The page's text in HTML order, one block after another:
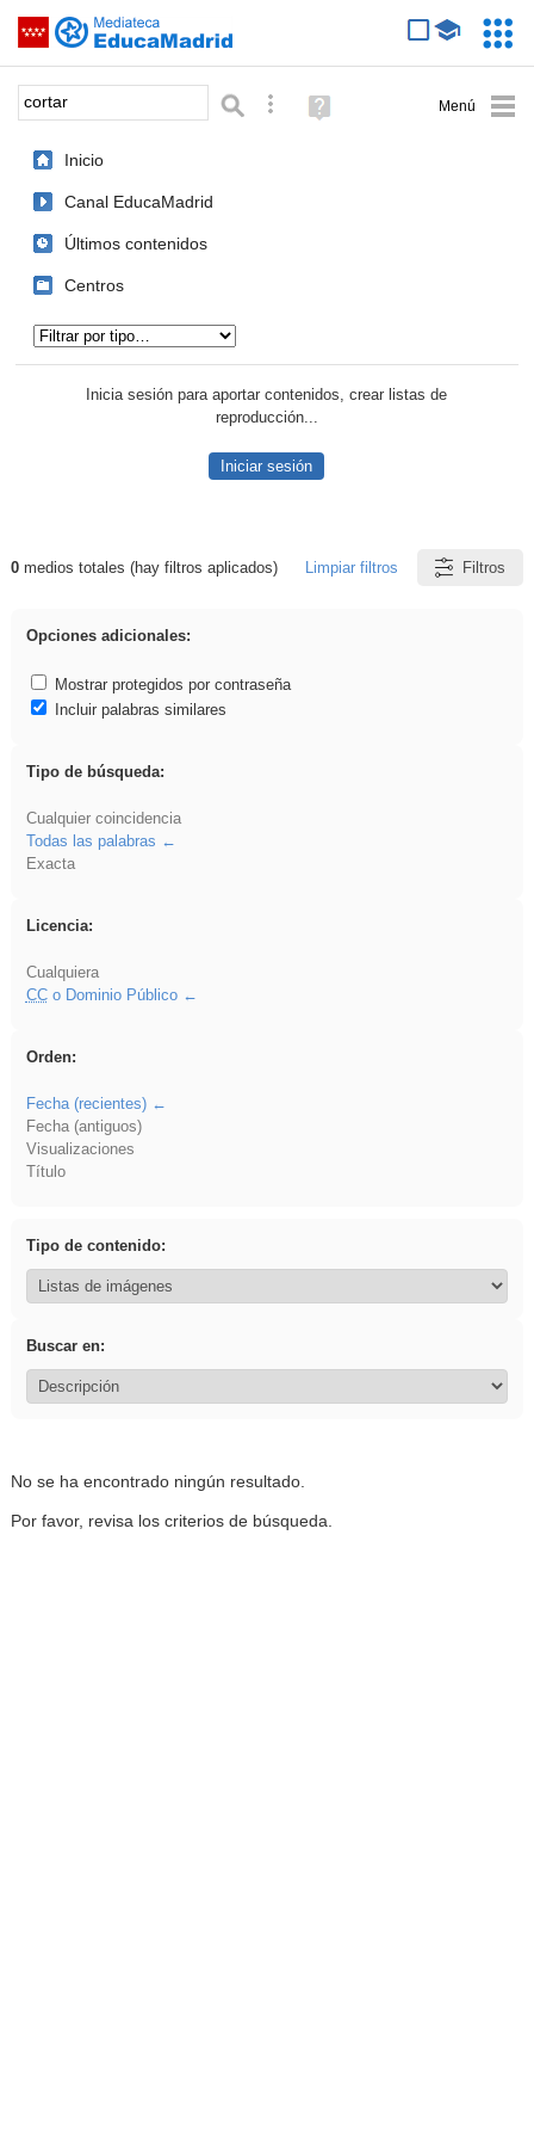
Saltar navegación
Palabra o frase: Búsqueda avanzada
Ayuda
(en
Inicio
Canal EducaMadrid
Últimos contenidos
Centros
Inicia sesión para aportar contenidos, crear listas de
reproducción...
Iniciar sesión
Resultados de: cortar
0medios totales (hay filtros aplicados) Limpiar filtros Filtros
Opciones adicionales:
Mostrar protegidos por contraseña
Incluir palabras similares
Tipo de búsqueda:
Cualquier coincidencia
Todas las palabras
Exacta
Licencia:
Cualquiera
CCo Dominio Público
Orden:
Fecha (recientes)
Fecha (antiguos)
Visualizaciones
Título
Tipo de contenido:
Buscar en:
No se ha encontrado ningún resultado.
Por favor, revisa los criterios de búsqueda.